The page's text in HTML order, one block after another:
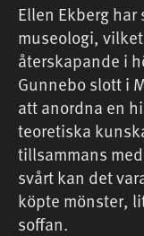
Ellen Ekberg
museologi,
återskapande i
Gunnebo slott i
att anordna en
teoretiska
tillsammans
svårt kan det
köpte mönster,
soffan.